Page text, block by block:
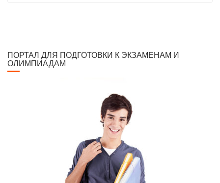
ПОРТАЛ ДЛЯ ПОДГОТОВКИ К ЭКЗАМЕНАМ И
ОЛИМПИАДАМ